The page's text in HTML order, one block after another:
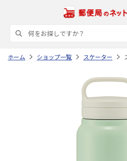
ホーム ショップ一覧 スケーター